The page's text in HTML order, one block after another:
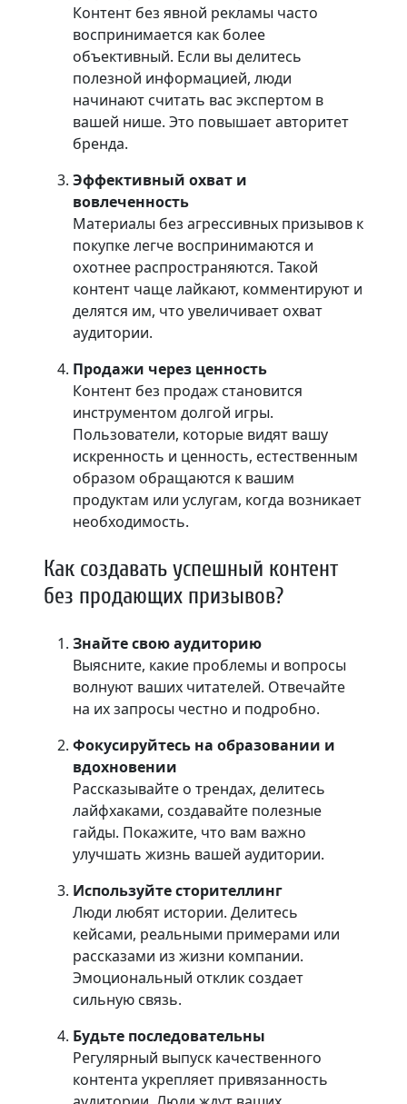
Контент без явной рекламы часто
воспринимается как более
объективный. Если вы делитесь
полезной информацией, люди
начинают считать вас экспертом в
вашей нише. Это повышает авторитет
бренда.
Эффективный охват и
вовлеченность
Материалы без агрессивных призывов к
покупке легче воспринимаются и
охотнее распространяются. Такой
контент чаще лайкают, комментируют и
делятся им, что увеличивает охват
аудитории.
Продажи через ценность
Контент без продаж становится
инструментом долгой игры.
Пользователи, которые видят вашу
искренность и ценность, естественным
образом обращаются к вашим
продуктам или услугам, когда возникает
необходимость.
Как создавать успешный контент
без продающих призывов?
Знайте свою аудиторию
Выясните, какие проблемы и вопросы
волнуют ваших читателей. Отвечайте
на их запросы честно и подробно.
Фокусируйтесь на образовании и
вдохновении
Рассказывайте о трендах, делитесь
лайфхаками, создавайте полезные
гайды. Покажите, что вам важно
улучшать жизнь вашей аудитории.
Используйте сторителлинг
Люди любят истории. Делитесь
кейсами, реальными примерами или
рассказами из жизни компании.
Эмоциональный отклик создает
сильную связь.
Будьте последовательны
Регулярный выпуск качественного
контента укрепляет привязанность